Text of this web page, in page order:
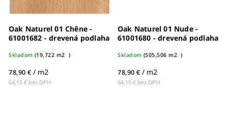
Oak Naturel 01 Chêne -
61001682 - drevená podlaha
Skladom (19,722 m2 )
64,15 € bez DPH
78,90 € / m2
Oak Naturel 01 Nude -
61001680 - drevená podlaha
Skladom (505,506 m2 )
64,15 € bez DPH
78,90 € / m2